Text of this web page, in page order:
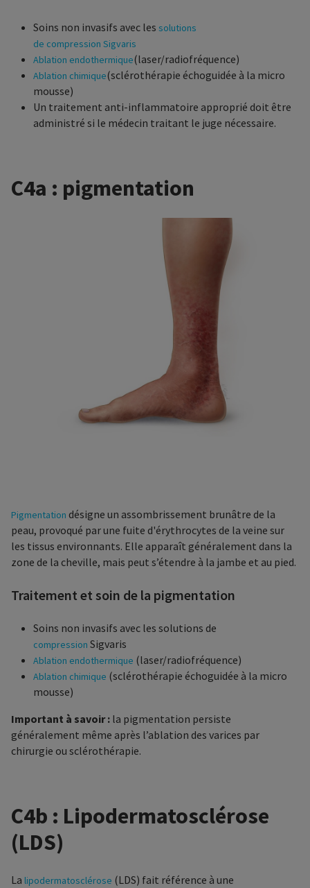
Soins non invasifs avec les solutions
de compression Sigvaris
Ablation endothermique(laser/radiofréquence)
Ablation chimique(sclérothérapie échoguidée à la micro
mousse)
Un traitement anti-inflammatoire approprié doit être
administré si le médecin traitant le juge nécessaire.
C4a : pigmentation
Pigmentation désigne un assombrissement brunâtre de la
peau, provoqué par une fuite d'érythrocytes de la veine sur
les tissus environnants. Elle apparaît généralement dans la
zone de la cheville, mais peut s’étendre à la jambe et au pied.
Traitement et soin de la pigmentation
Soins non invasifs avec les solutions de
compression Sigvaris
Ablation endothermique (laser/radiofréquence)
Ablation chimique (sclérothérapie échoguidée à la micro
mousse)
Important à savoir : la pigmentation persiste
généralement même après l’ablation des varices par
chirurgie ou sclérothérapie.
C4b : Lipodermatosclérose
(LDS)
La lipodermatosclérose (LDS) fait référence à une